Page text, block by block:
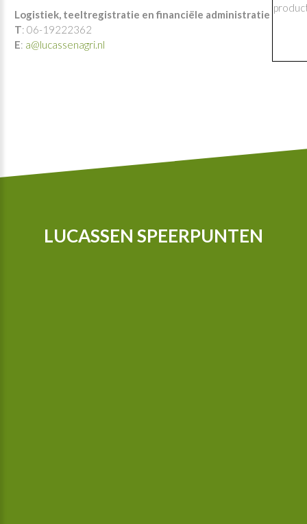
Logistiek, teeltregistratie en financiële administratie
T: 06-19222362
E: a@lucassenagri.nl
LUCASSEN SPEERPUNTEN